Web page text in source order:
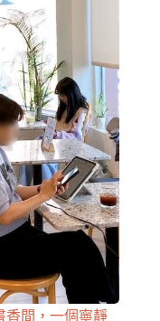
香間，一個寧靜